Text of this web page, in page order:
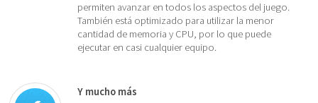
permiten avanzar en todos los aspectos del juego.
También está optimizado para utilizar la menor
cantidad de memoria y CPU, por lo que puede
ejecutar en casi cualquier equipo.
Y mucho más